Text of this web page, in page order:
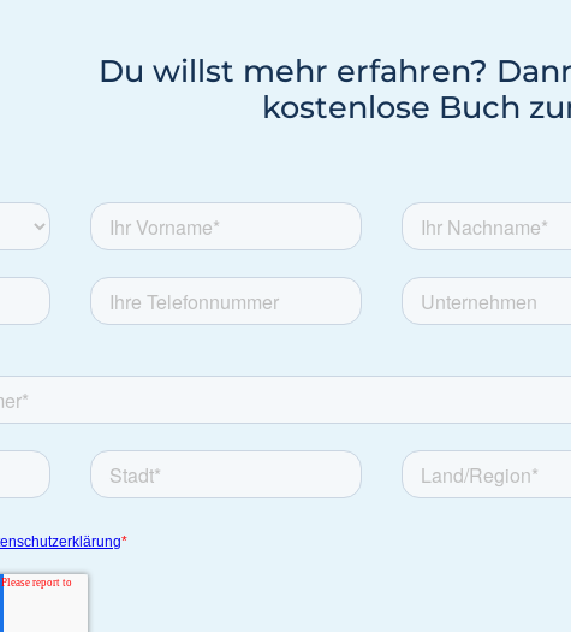
Du willst mehr erfahren?
kostenlose Buch